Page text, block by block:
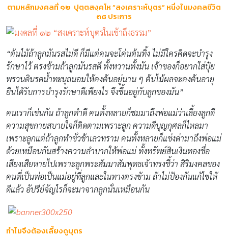
ตามหลักมงคลที่ ๑๒ ปุตฺตสงฺคโห “สงเคราะห์บุตร” หนึ่งในมงคลชีวิต
๓๘ ประการ
“ต้นไม้ถ้าลูกมันรสไม่ดี ก็มีแต่คนจะโค่นต้นทิ้ง ไม่มีใครคิดจะบำรุง
รักษาไว้ ตรงข้ามถ้าลูกมันรสดี ทั้งหวานทั้งมัน เจ้าของก็อยากใส่ปุ๋ย
พรวนดินรดน้ำทะนุถนอมให้คงต้นอยู่นาน ๆ ต้นไม้ผลจะคงต้นอายุ
ยืนได้รับการบำรุงรักษาดีเพียงไร จึงขึ้นอยู่กับลูกของมัน”
คนเราก็เช่นกัน ถ้าลูกทำดี คนทั้งหลายก็ชมมาถึงพ่อแม่ว่าเลี้ยงลูกดี
ความสุขกายสบายใจก็ติดตามเพราะลูก ความดีบุญกุศลก็ไหลมา
เพราะลูกแต่ถ้าลูกทำชั่วช้าเลวทราม คนทั้งหลายก็แช่งด่ามาถึงพ่อแม่
ด้วยเหมือนกันสร้างความลำบากให้พ่อแม่ ทั้งทรัพย์สินเงินทองชื่อ
เสียงเสียหายไปเพราะลูกพระสัมมาสัมพุทธเจ้าทรงชี้ว่า สิริมงคลของ
คนที่เป็นพ่อเป็นแม่อยู่ที่ลูกและในทางตรงข้าม ถ้าไม่ป้องกันแก้ไขให้
ดีแล้ว อัปรีย์จัญไรก็จะมาจากลูกนั่นเหมือนกัน
ทำไมจึงต้องเลี้ยงดูบุตร